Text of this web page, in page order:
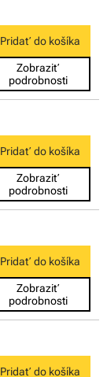
Pridať do košíka
Zobraziť
podrobnosti
Pridať do košíka
Zobraziť
podrobnosti
Pridať do košíka
Zobraziť
podrobnosti
Pridať do košíka